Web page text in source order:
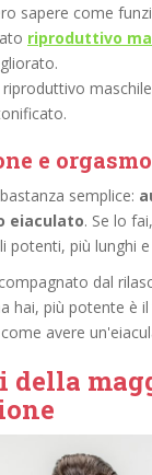
sapere come
riproduttivo
e
semplice:
eiaculato. Se lo
potenti, più lunghi
dal
hai, più potente è
avere
della